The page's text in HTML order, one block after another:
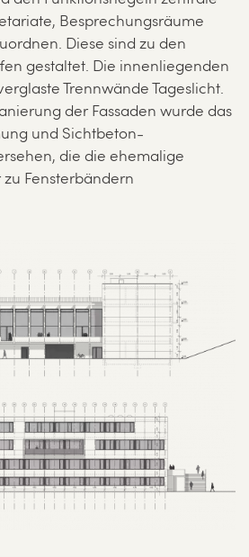
Besprechungsräume
Diese sind zu den
gestaltet. Die innenliegenden
Trennwände Tageslicht.
der Fassaden wurde das
und Sichtbeton-
die die ehemalige
Fensterbändern